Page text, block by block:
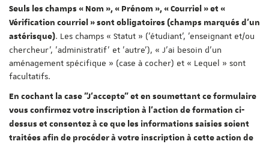
Seuls les champs « Nom », « Prénom », « Courriel » et «
Vérification courriel » sont obligatoires (champs marqués d'un
astérisque). Les champs « Statut » ('étudiant', 'enseignant et/ou
chercheur', 'administratif' et 'autre'), « J'ai besoin d'un
aménagement spécifique » (case à cocher) et « Lequel » sont
facultatifs.
En cochant la case "J'accepte" et en soumettant ce formulaire
vous confirmez votre inscription à l'action de formation ci-
dessus et consentez à ce que les informations saisies soient
traitées afin de procéder à votre inscription à cette action de